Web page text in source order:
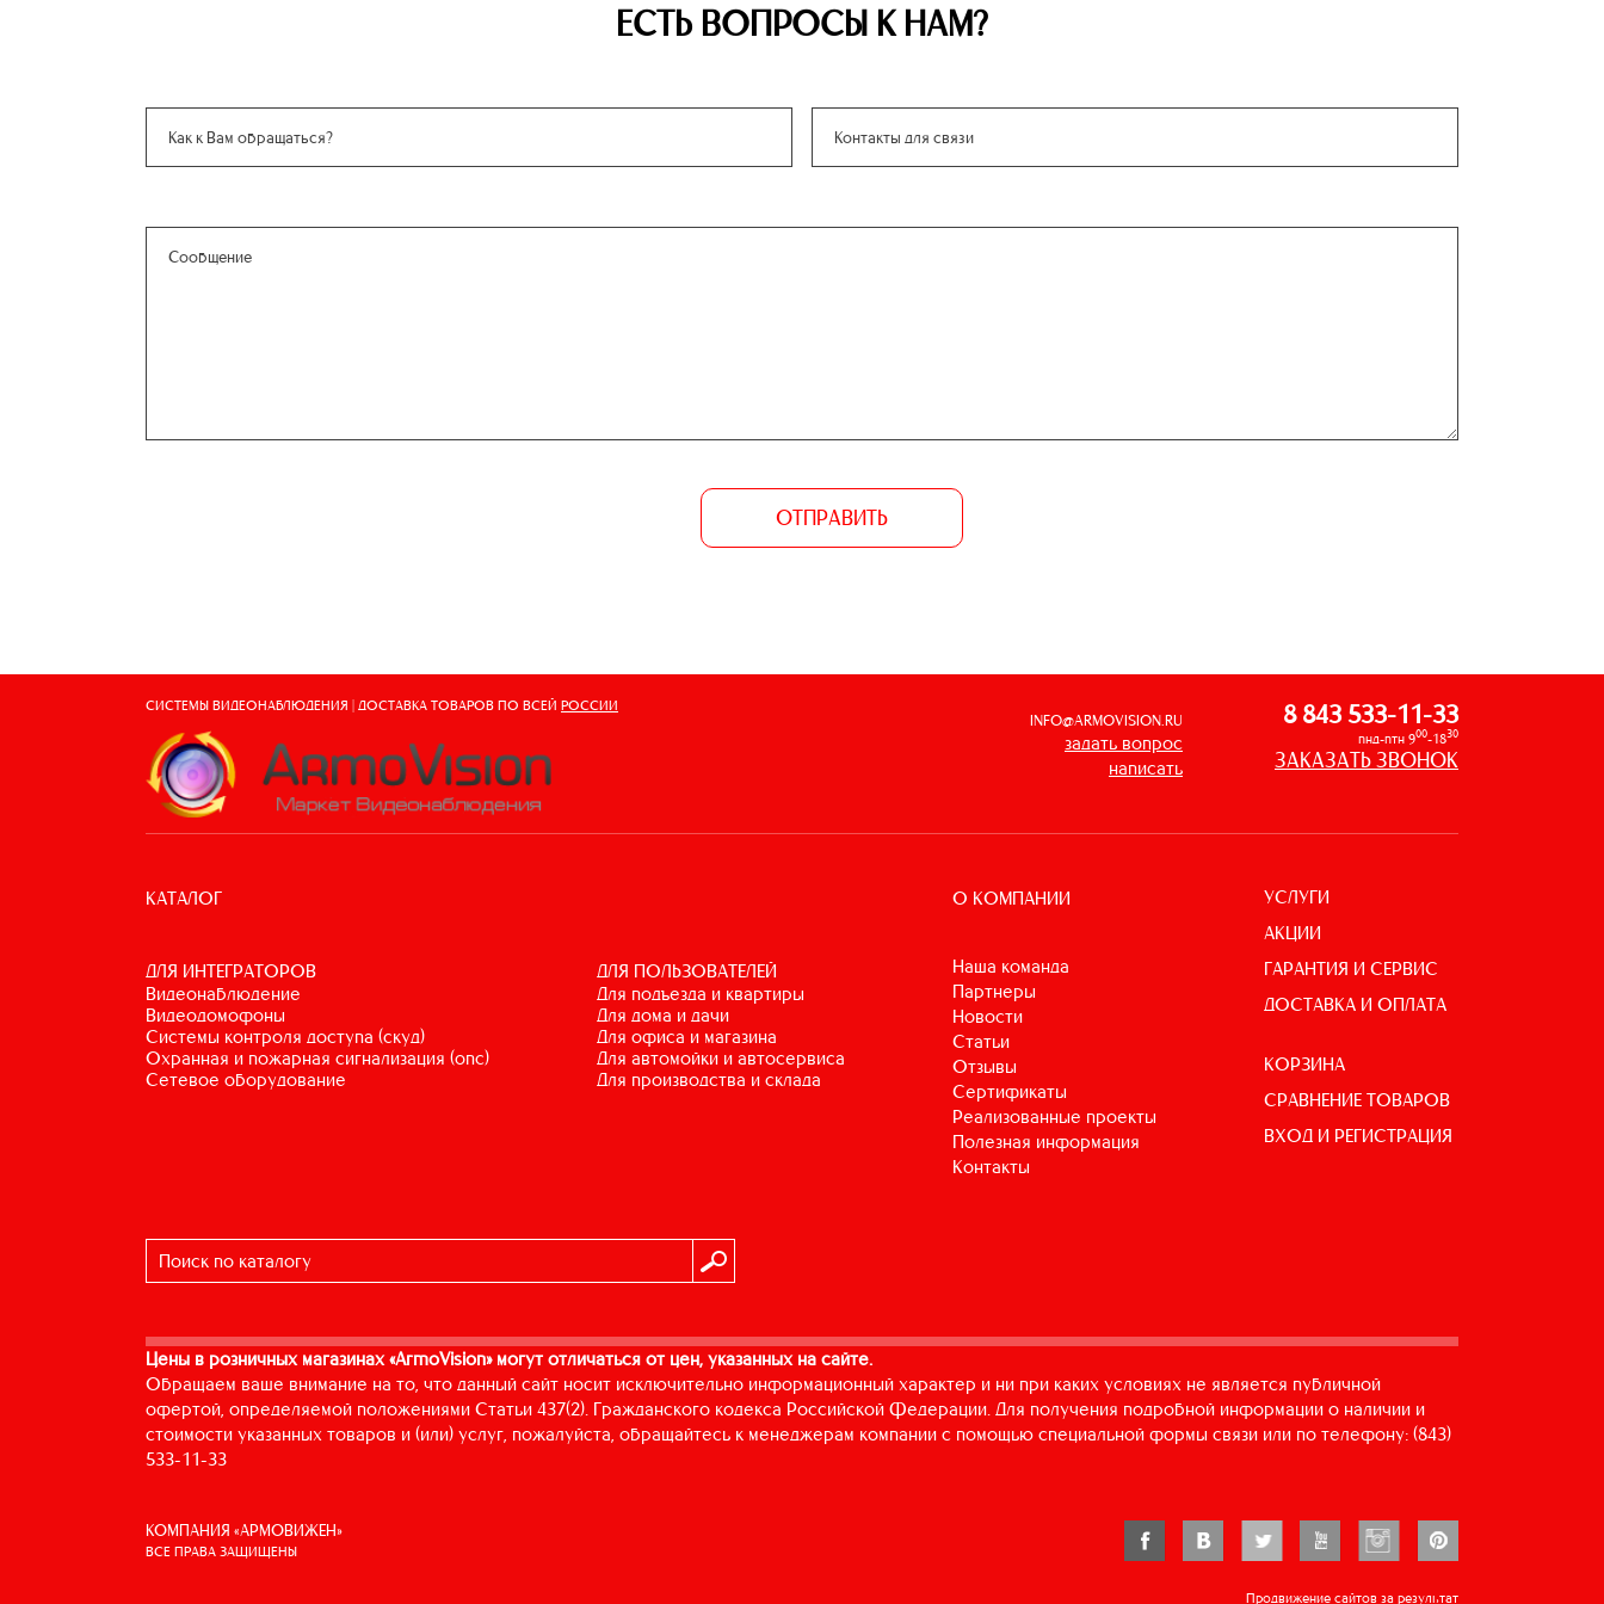
ЕСТЬ ВОПРОСЫ К НАМ?
ОТПРАВИТЬ
СИСТЕМЫ ВИДЕОНАБЛЮДЕНИЯ | ДОСТАВКА ТОВАРОВ ПО ВСЕЙ РОССИИ
INFO@ARMOVISION.RU
задать вопрос
написать
8 843 533-11-33
пнд-птн 900-1830
ЗАКАЗАТЬ ЗВОНОК
КАТАЛОГ
ДЛЯ ИНТЕГРАТОРОВ
видеонаблюдение
видеодомофоны
системы контроля доступа (скуд)
охранная и пожарная сигнализация (опс)
сетевое оборудование
ДЛЯ ПОЛЬЗОВАТЕЛЕЙ
для подъезда и квартиры
для дома и дачи
для офиса и магазина
для автомойки и автосервиса
для производства и склада
О КОМПАНИИ
Наша команда
Партнеры
Новости
Статьи
Отзывы
Сертификаты
Реализованные проекты
Полезная информация
Контакты
УСЛУГИ
АКЦИИ
ГАРАНТИЯ И СЕРВИС
ДОСТАВКА И ОПЛАТА
КОРЗИНА
СРАВНЕНИЕ ТОВАРОВ
ВХОД И РЕГИСТРАЦИЯ
Цены в розничных магазинах «ArmoVision» могут отличаться от цен, указанных на сайте.
Обращаем ваше внимание на то, что данный сайт носит исключительно информационный характер и ни при каких условиях не является публичной
офертой, определяемой положениями Статьи 437(2). Гражданского кодекса Российской Федерации. Для получения подробной информации о наличии и
стоимости указанных товаров и (или) услуг, пожалуйста, обращайтесь к менеджерам компании с помощью специальной формы связи или по телефону: (843)
533-11-33
КОМПАНИЯ «АРМОВИЖЕН»
ВСЕ ПРАВА ЗАЩИЩЕНЫ
Продвижение сайтов за результат